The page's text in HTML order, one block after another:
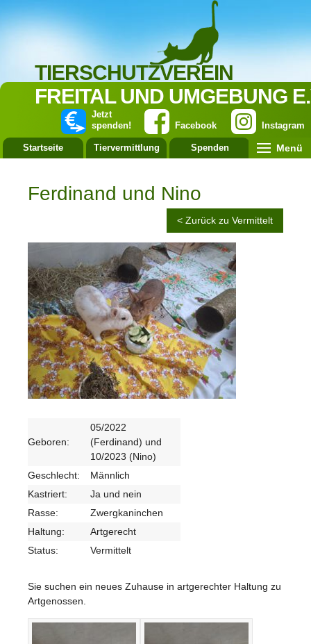
TIERSCHUTZVEREIN
FREITAL UND UMGEBUNG
Instagram
Facebook
Jetzt
spenden!
Startseite Tiervermittlung Spenden Menü
Ferdinand und Nino
< Zurück zu Vermittelt
Geboren:
05/2022
(Ferdinand) und
10/2023 (Nino)
Geschlecht:
Männlich
Kastriert:
Ja und nein
Rasse:
Zwergkaninchen
Haltung:
Artgerecht
Status:
Vermittelt
Sie suchen ein neues Zuhause in artgerechter Haltung zu
Artgenossen.